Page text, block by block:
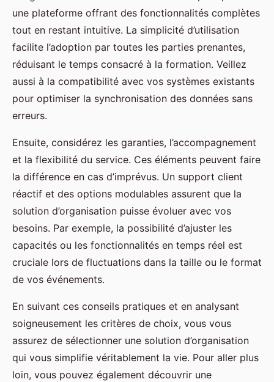
une plateforme offrant des fonctionnalités complètes
tout en restant intuitive. La simplicité d’utilisation
facilite l’adoption par toutes les parties prenantes,
réduisant le temps consacré à la formation. Veillez
aussi à la compatibilité avec vos systèmes existants
pour optimiser la synchronisation des données sans
erreurs.
Ensuite, considérez les garanties, l’accompagnement
et la flexibilité du service. Ces éléments peuvent faire
la différence en cas d’imprévus. Un support client
réactif et des options modulables assurent que la
solution d’organisation puisse évoluer avec vos
besoins. Par exemple, la possibilité d’ajuster les
capacités ou les fonctionnalités en temps réel est
cruciale lors de fluctuations dans la taille ou le format
de vos événements.
En suivant ces conseils pratiques et en analysant
soigneusement les critères de choix, vous vous
assurez de sélectionner une solution d’organisation
qui vous simplifie véritablement la vie. Pour aller plus
loin, vous pouvez également découvrir une